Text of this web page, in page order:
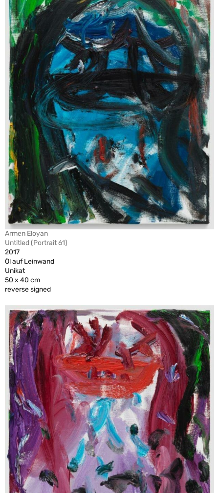
Armen Eloyan
Untitled (Portrait 61)
2017
Öl auf Leinwand
Unikat
50 x 40 cm
reverse signed